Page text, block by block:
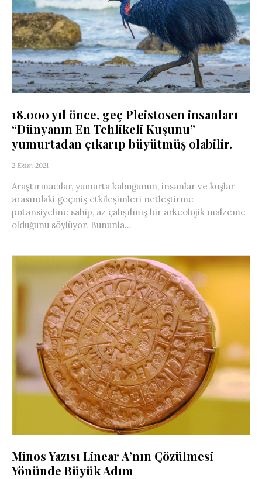
18.000 yıl önce, geç Pleistosen insanları
“Dünyanın En Tehlikeli Kuşunu”
yumurtadan çıkarıp büyütmüş olabilir.
2 Ekim 2021
Araştırmacılar, yumurta kabuğunun, insanlar ve kuşlar
arasındaki geçmiş etkileşimleri netleştirme
potansiyeline sahip, az çalışılmış bir arkeolojik malzeme
olduğunu söylüyor. Bununla...
Minos Yazısı Linear A’nın Çözülmesi
Yönünde Büyük Adım